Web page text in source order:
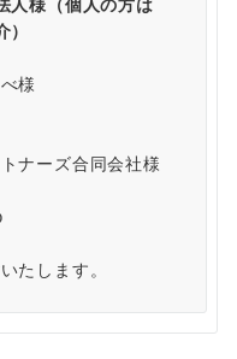
人様（個人の方は
）
様
ナーズ合同会社様
たします。